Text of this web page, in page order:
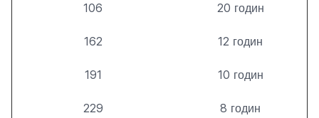
106 20 годин
162 12 годин
191 10 годин
229 8 годин